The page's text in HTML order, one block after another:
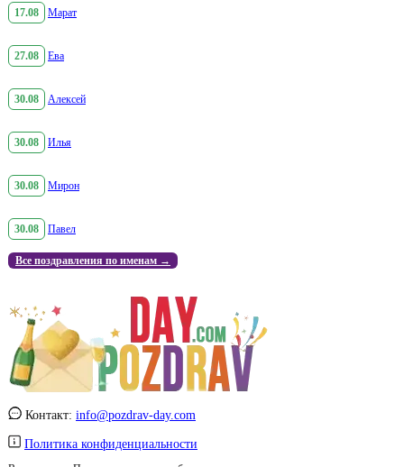
17.08 Марат
27.08 Ева
30.08 Алексей
30.08 Илья
30.08 Мирон
30.08 Павел
Все поздравления по именам →
Контакт: info@pozdrav-day.com
Политика конфиденциальности